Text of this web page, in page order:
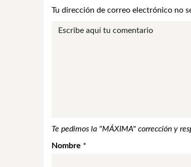
Tu dirección de correo electrónico no
Te pedimos la "MÁXIMA" corrección y
Nombre *